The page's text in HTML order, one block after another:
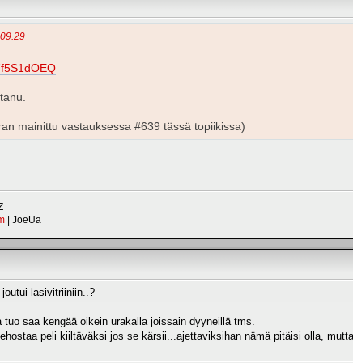
mainittu vastauksessa #639 tässä topiikissa)
| JoeUa
lasivitriiniin..?
saa kengää oikein urakalla joissain dyyneillä tms.
peli kiiltäväksi jos se kärsii...ajettaviksihan nämä pitäisi olla,